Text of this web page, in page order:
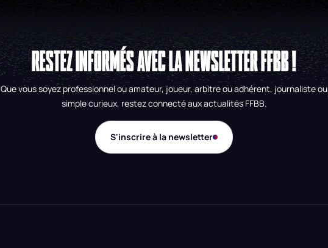
RESTEZ INFORMÉS AVEC LA NEWSLETTER FFBB !
Que vous soyez professionnel ou amateur, joueur, arbitre ou adhérent, journaliste ou
simple curieux, restez connecté aux actualités FFBB.
S'inscrire à la newsletter